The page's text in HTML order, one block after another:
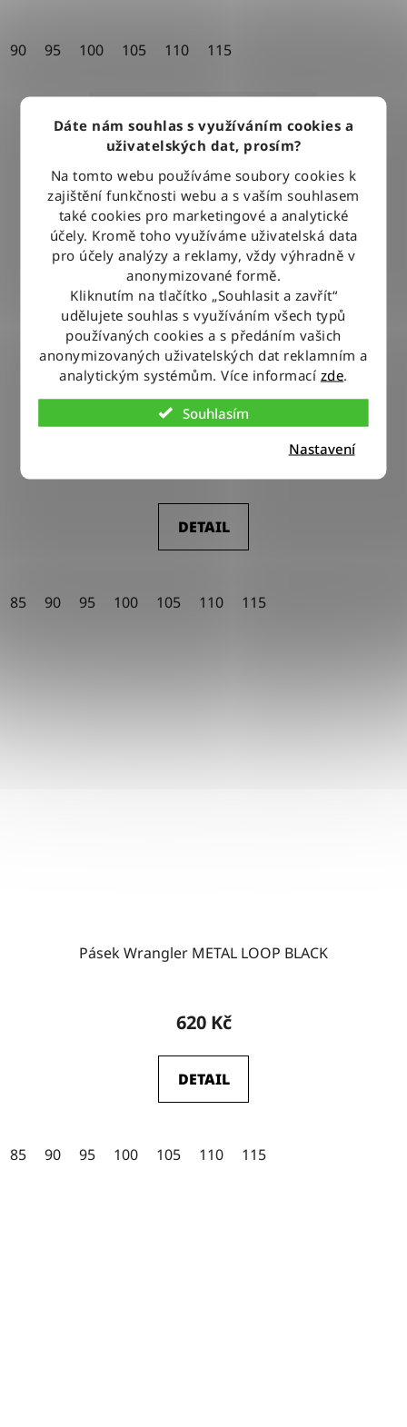
Dáte nám souhlas s využíváním cookies a
uživatelských dat, prosím?
Na tomto webu používáme soubory cookies k
zajištění funkčnosti webu a s vaším souhlasem
také cookies pro marketingové a analytické
účely. Kromě toho využíváme uživatelská data
pro účely analýzy a reklamy, vždy výhradně v
anonymizované formě.
Kliknutím na tlačítko „Souhlasit a zavřít“
udělujete souhlas s využíváním všech typů
používaných cookies a s předáním vašich
anonymizovaných uživatelských dat reklamním a
analytickým systémům. Více informací zde.
Souhlasím
Nastavení
90 95 100 105 110 115
Pásek Wrangler METAL LOOP COGNAC
DETAIL
85 90 95 100 105 110 115
Pásek Wrangler METAL LOOP BLACK
hodnocení
je
4,5
hvězdiček.
620 Kč
DETAIL
85 90 95 100 105 110 115